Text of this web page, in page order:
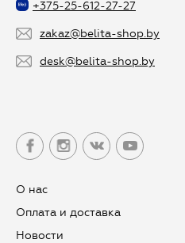
+375-25-612-27-27
zakaz@belita-shop.by
desk@belita-shop.by
О нас
Оплата и доставка
Новости